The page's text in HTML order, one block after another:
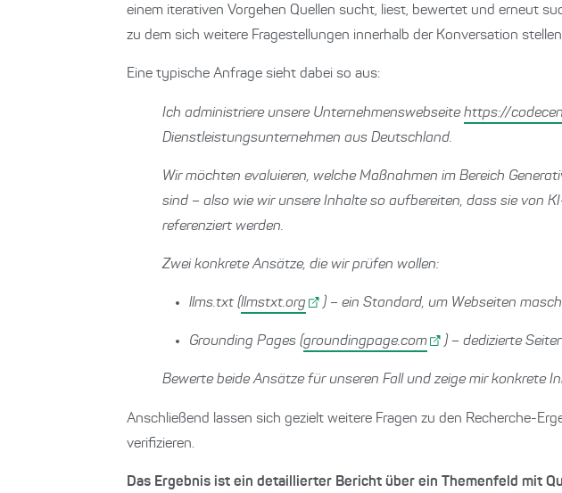
einem iterativen Vorgehen Quellen sucht, liest, bewertet und erneut
zu dem sich weitere Fragestellungen innerhalb der Konversation
Eine typische Anfrage sieht dabei so aus:
Ich administriere unsere Unternehmenswebseitehttps://
Dienstleistungsunternehmen aus Deutschland.
Wir möchten evaluieren, welche Maßnahmen im Bereich
sind – also wie wir unsere Inhalte so aufbereiten, dass sie von
referenziert werden.
Zwei konkrete Ansätze, die wir prüfen wollen:
llms.txt (llmstxt.org ) – ein Standard, um Webseiten
Grounding Pages (groundingpage.com ) – dedizierte
Bewerte beide Ansätze für unseren Fall und zeige mir konkrete
Anschließend lassen sich gezielt weitere Fragen zu den Recherche-
verifizieren.
Das Ergebnis ist ein detaillierter Bericht über ein Themenfeld mit